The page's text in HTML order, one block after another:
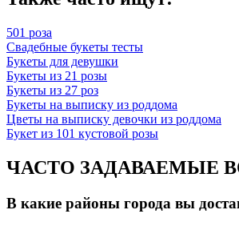
501 роза
Свадебные букеты тесты
Букеты для девушки
Букеты из 21 розы
Букеты из 27 роз
Букеты на выписку из роддома
Цветы на выписку девочки из роддома
Букет из 101 кустовой розы
ЧАСТО ЗАДАВАЕМЫЕ
В какие районы города вы